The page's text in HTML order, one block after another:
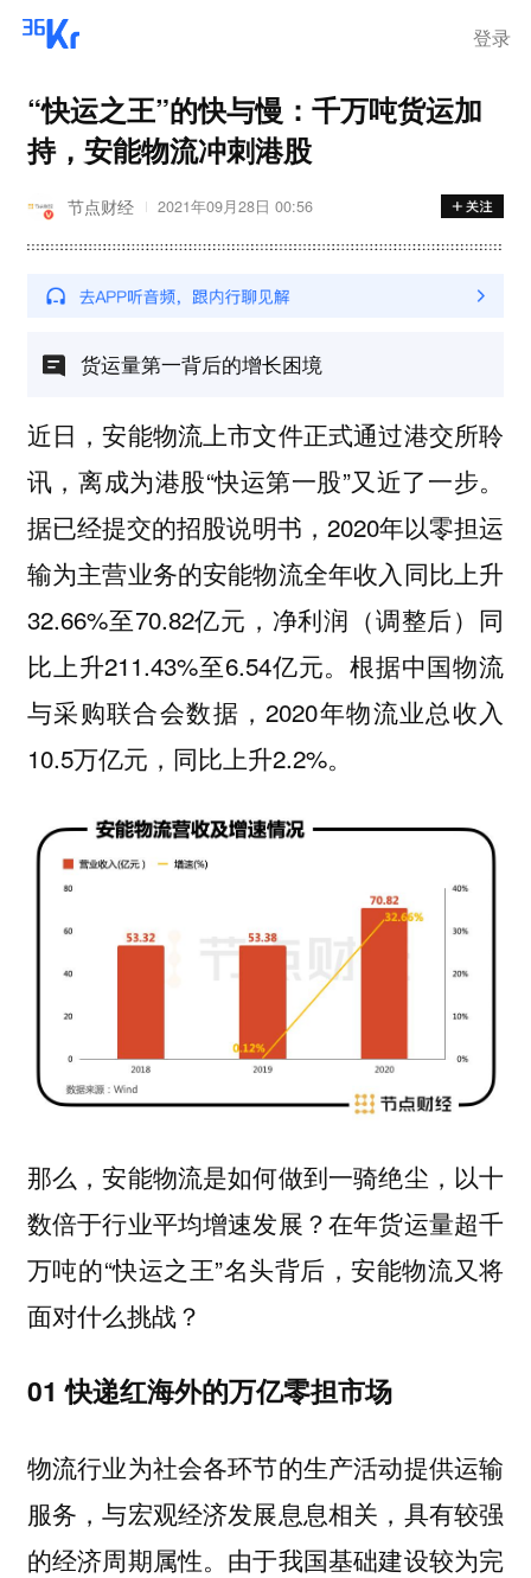
登录
“快运之王”的快与慢：千万吨货运加
持，安能物流冲刺港股
节点财经 2021年09月28日 00:56
货运量第一背后的增长困境
近日，安能物流上市文件正式通过港交所聆
讯，离成为港股“快运第一股”又近了一步。
据已经提交的招股说明书，2020年以零担运
输为主营业务的安能物流全年收入同比上升
32.66%至70.82亿元，净利润（调整后）同
比上升211.43%至6.54亿元。根据中国物流
与采购联合会数据，2020年物流业总收入
10.5万亿元，同比上升2.2%。
那么，安能物流是如何做到一骑绝尘，以十
数倍于行业平均增速发展？在年货运量超千
万吨的“快运之王”名头背后，安能物流又将
面对什么挑战？
01 快递红海外的万亿零担市场
物流行业为社会各环节的生产活动提供运输
服务，与宏观经济发展息息相关，具有较强
的经济周期属性。由于我国基础建设较为完